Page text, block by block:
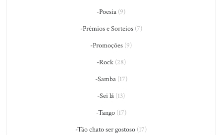
-Poesia (9)
-Prêmios e Sorteios(7)
-Promoções (9)
-Rock(28)
-Samba(17)
-Sei lá (13)
-Tango(17)
-Tão chato ser gostoso (17)